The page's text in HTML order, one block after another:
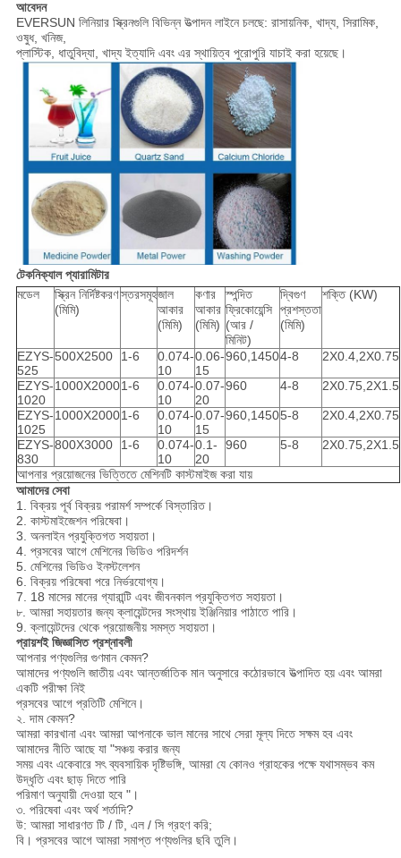
আবেদন
EVERSUN লিনিয়ার স্ক্রিনগুলি বিভিন্ন উত্পাদন লাইনে চলছে: রাসায়নিক, খাদ্য, সিরামিক,
ওষুধ, খনিজ,
প্লাস্টিক, ধাতুবিদ্যা, খাদ্য ইত্যাদি এবং এর স্থায়িত্ব পুরোপুরি যাচাই করা হয়েছে।
টেকনিক্যাল প্যারামিটার
মডেল
স্ক্রিন নির্দিষ্টকরণ
(মিমি)
স্তরসমূহজাল
আকার
(মিমি)
কণার
আকার
(মিমি)
স্পন্দিত
ফ্রিকোয়েন্সি
(আর /
মিনিট)
দ্বিগুণ
প্রশস্ততা
(মিমি)
শক্তি (KW)
EZYS-
525
500X2500 1-6
0.074-
10
0.06-
15
960,14504-8 2X0.4,2X0.75
EZYS-
1020
1000X20001-6
0.074-
10
0.07-
20
960 4-8 2X0.75,2X1.5
EZYS-
1025
1000X20001-6
0.074-
10
0.07-
15
960,14505-8 2X0.4,2X0.75
EZYS-
830
800X3000 1-6
0.074-
10
0.1-
20
960 5-8 2X0.75,2X1.5
আপনার প্রয়োজনের ভিত্তিতে মেশিনটি কাস্টমাইজ করা যায়
আমাদের সেবা
1. বিক্রয় পূর্ব বিক্রয় পরামর্শ সম্পর্কে বিস্তারিত।
2. কাস্টমাইজেশন পরিষেবা।
3. অনলাইন প্রযুক্তিগত সহায়তা।
4. প্রসবের আগে মেশিনের ভিডিও পরিদর্শন
5. মেশিনের ভিডিও ইনস্টলেশন
6. বিক্রয় পরিষেবা পরে নির্ভরযোগ্য।
7. 18 মাসের মানের গ্যারান্টি এবং জীবনকাল প্রযুক্তিগত সহায়তা।
৮. আমরা সহায়তার জন্য ক্লায়েন্টদের সংস্থায় ইঞ্জিনিয়ার পাঠাতে পারি।
9. ক্লায়েন্টদের থেকে প্রয়োজনীয় সমস্ত সহায়তা।
প্রায়শই জিজ্ঞাসিত প্রশ্নাবলী
আপনার পণ্যগুলির গুণমান কেমন?
আমাদের পণ্যগুলি জাতীয় এবং আন্তর্জাতিক মান অনুসারে কঠোরভাবে উত্পাদিত হয় এবং আমরা
একটি পরীক্ষা নিই
প্রসবের আগে প্রতিটি মেশিনে।
২. দাম কেমন?
আমরা কারখানা এবং আমরা আপনাকে ভাল মানের সাথে সেরা মূল্য দিতে সক্ষম হব এবং
আমাদের নীতি আছে যা "সঞ্চয় করার জন্য
সময় এবং একেবারে সৎ ব্যবসায়িক দৃষ্টিভঙ্গি, আমরা যে কোনও গ্রাহকের পক্ষে যথাসম্ভব কম
উদ্ধৃতি এবং ছাড় দিতে পারি
পরিমাণ অনুযায়ী দেওয়া হবে "।
৩. পরিষেবা এবং অর্থ শর্তাদি?
উ: আমরা সাধারণত টি / টি, এল / সি গ্রহণ করি;
বি। প্রসবের আগে আমরা সমাপ্ত পণ্যগুলির ছবি তুলি।